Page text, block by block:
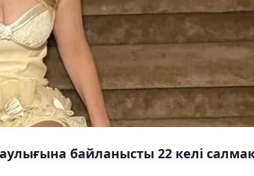
байланысты 22 келі